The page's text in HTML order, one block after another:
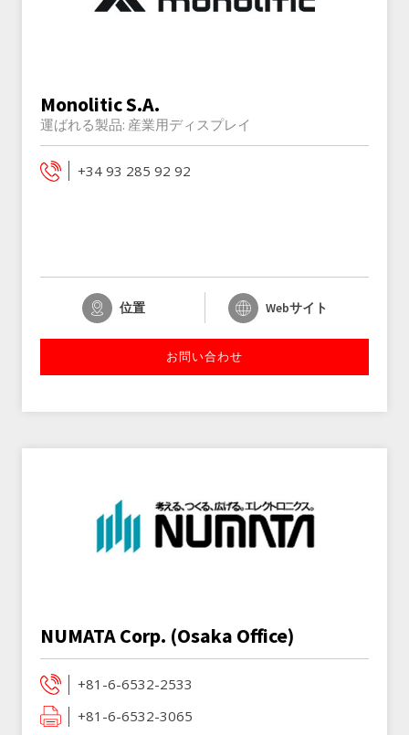
Monolitic S.A.
運ばれる製品: 産業用ディスプレイ
+34 93 285 92 92
位置 Webサイト
お問い合わせ
NUMATA Corp. (Osaka Office)
+81-6-6532-2533
+81-6-6532-3065